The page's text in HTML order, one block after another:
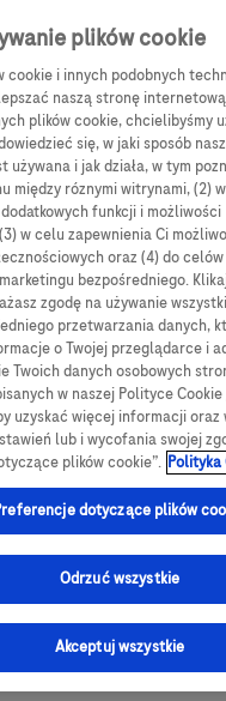
no results were found for:
Internetowe
Chek Care
Diabetologia
z nami
plików cookie
cookie i innych podobnych
naszą stronę
plików cookie, chcielibyśmy
się, w jaki sposób
używana i jak działa, w tym
między róznymi witrynami, (2)
funkcji i możliwości
w celu zapewnienia Ci
oraz (4) do celów
bezpośredniego.
zgodę na używanie
przetwarzania danych,
o Twojej przeglądarce i
Twoich danych osobowych
w naszej Polityce
uzyskać więcej informacji oraz
lub i wycofania swojej
plików cookie”. Polityka
dotyczące plików
Odrzuć wszystkie
Akceptuj wszystkie